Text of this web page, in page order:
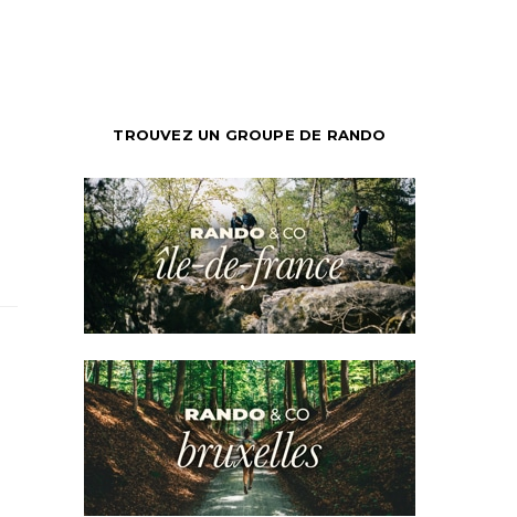
TROUVEZ UN GROUPE DE RANDO